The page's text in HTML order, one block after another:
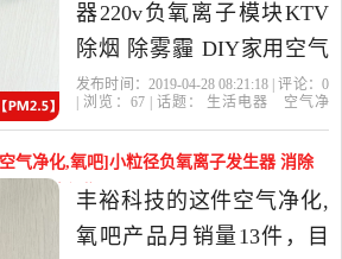
器220v负氧离子模块KTV
除烟 除雾霾 DIY家用空气
净化是2019年丰裕科技精
高的空气净化,氧吧，由福
建 厦门发货。
发布时间：2019-04-28 08:21:18 | 评论： 0
| 浏览： 67| 话题： 生活电器
空气净
气净化,氧吧]小粒径负氧离子发生器 消除
量13件仅售35元丰裕科技的这件空气净化,
氧吧产品月销量13件，目